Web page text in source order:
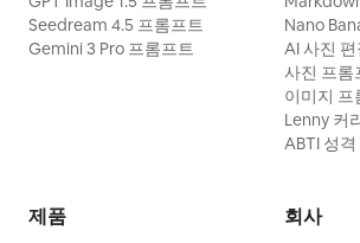
명확해야 합니다. 제약 사항: 현대적이고 밝은
기업 스타일은 피하십시오. 만화 캐
컬러, 일반적인 서양식 레스토랑
한 혼란을 피하십시오. 10개의 슬
에 걸쳐 일관된 브랜딩, 페이지 번
DOUGH, MINT CHOCOLATE
널에 짧은 보조 문구를 추가하세요
chunks in every spoonful.
delight. Loaded with cookie
느낌이어야 합니다. 은은한 공식 스
Seedream 4.5 프롬프트
Gemini 3 Pro 프롬프트
Nano
AI 사진 편
사진 프롬
이미지 프
Lenny 커
ABTI 성
제품 회사